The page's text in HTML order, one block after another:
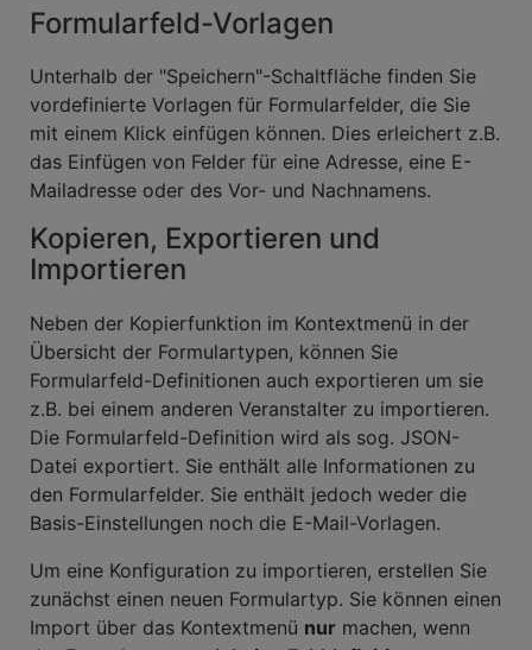
Formularfeld-Vorlagen
Unterhalb der "Speichern"-Schaltfläche finden Sie
vordefinierte Vorlagen für Formularfelder, die Sie
mit einem Klick einfügen können. Dies erleichert z.B.
das Einfügen von Felder für eine Adresse, eine E-
Mailadresse oder des Vor- und Nachnamens.
Kopieren, Exportieren und
Importieren
Neben der Kopierfunktion im Kontextmenü in der
Übersicht der Formulartypen, können Sie
Formularfeld-Definitionen auch exportieren um sie
z.B. bei einem anderen Veranstalter zu importieren.
Die Formularfeld-Definition wird als sog. JSON-
Datei exportiert. Sie enthält alle Informationen zu
den Formularfelder. Sie enthält jedoch weder die
Basis-Einstellungen noch die E-Mail-Vorlagen.
Um eine Konfiguration zu importieren, erstellen Sie
zunächst einen neuen Formulartyp. Sie können einen
Import über das Kontextmenü nur machen, wenn